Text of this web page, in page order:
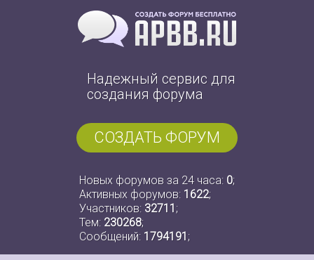
Надежный сервис для
создания форума
СОЗДАТЬ ФОРУМ
Новых форумов за 24 часа: 0;
Активных форумов: 1622;
Участников: 32711 ;
Тем: 230268;
Сообщений: 1794191 ;